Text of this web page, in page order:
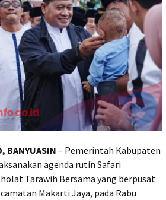
BANYUASIN – Pemerintah Kabupaten
agenda rutin Safari
Tarawih Bersama yang berpusat
Makarti Jaya, pada Rabu